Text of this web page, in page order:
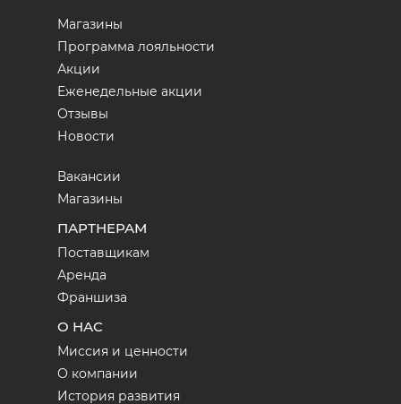
Магазины
Программа лояльности
Акции
Еженедельные акции
Отзывы
Новости
Вакансии
Магазины
ПАРТНЕРАМ
Поставщикам
Аренда
Франшиза
О НАС
Миссия и ценности
О компании
История развития